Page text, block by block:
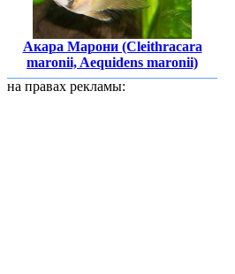
Акара Марони (Cleithracara
maronii, Aequidens maronii)
на правах рекламы: